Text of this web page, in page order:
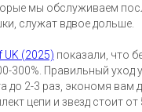
мы обслуживаем
служат вдвое дольше.
UK (2025) показали, что
300%. Правильный уход
до 2-3 раз, экономя вам
цепи и звезд стоит от